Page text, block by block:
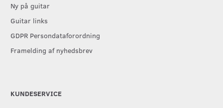
Ny på guitar
Guitar links
GDPR Persondataforordning
Framelding af nyhedsbrev
KUNDESERVICE